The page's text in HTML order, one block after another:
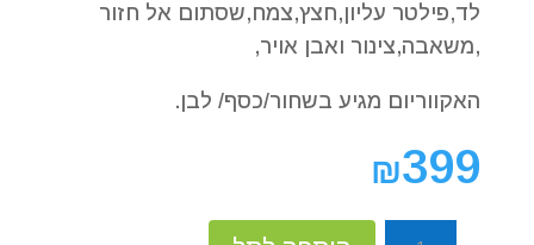
לד,פילטר עליון,חצץ,צמח,שסתום אל חזור
,משאבה,צינור ואבן אויר,
האקווריום מגיע בשחור/כסף/ לבן.
₪399